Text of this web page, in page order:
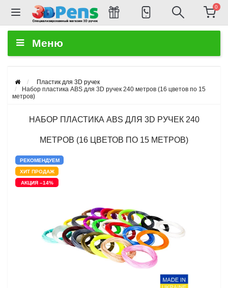
0
Меню
Пластик для 3D ручек
Набор пластика ABS для 3D ручек 240 метров (16 цветов по 15
метров)
НАБОР ПЛАСТИКА ABS ДЛЯ 3D РУЧЕК 240
МЕТРОВ (16 ЦВЕТОВ ПО 15 МЕТРОВ)
РЕКОМЕНДУЕМ
ХИТ ПРОДАЖ
АКЦИЯ –14%